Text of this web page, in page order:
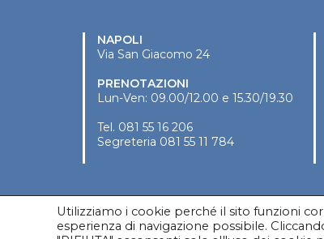
NAPOLI
Via San Giacomo 24
PRENOTAZIONI
Lun-Ven: 09.00/12.00 e 15.30/19.30
Tel. 081 55 16 206
Segreteria 081 55 11 784
Copyright © 2020 Vincenzo Mirone
Utilizziamo i cookie perché il sito funzioni
esperienza di navigazione possibile.